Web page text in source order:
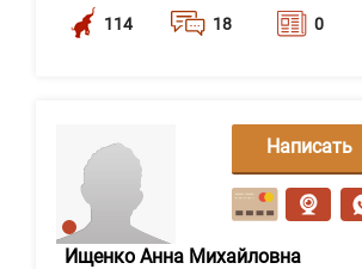
114 18 0
Ищенко Анна Михайловна
Написать
сообщение